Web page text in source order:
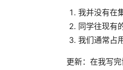
我并没有在
同学往现有
我们通常占
更新：在我写